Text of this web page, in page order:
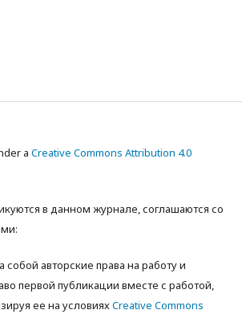
a Creative Commons Attribution 4.0
в данном журнале, соглашаются со
собой авторские права на работу и
первой публикации вместе с работой,
ее на условияхCreative Commons